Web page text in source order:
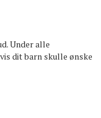
Under alle
dit barn skulle ønske